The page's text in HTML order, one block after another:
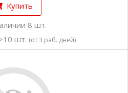
Купить
8 шт.
шт. (от 3 раб. дней)